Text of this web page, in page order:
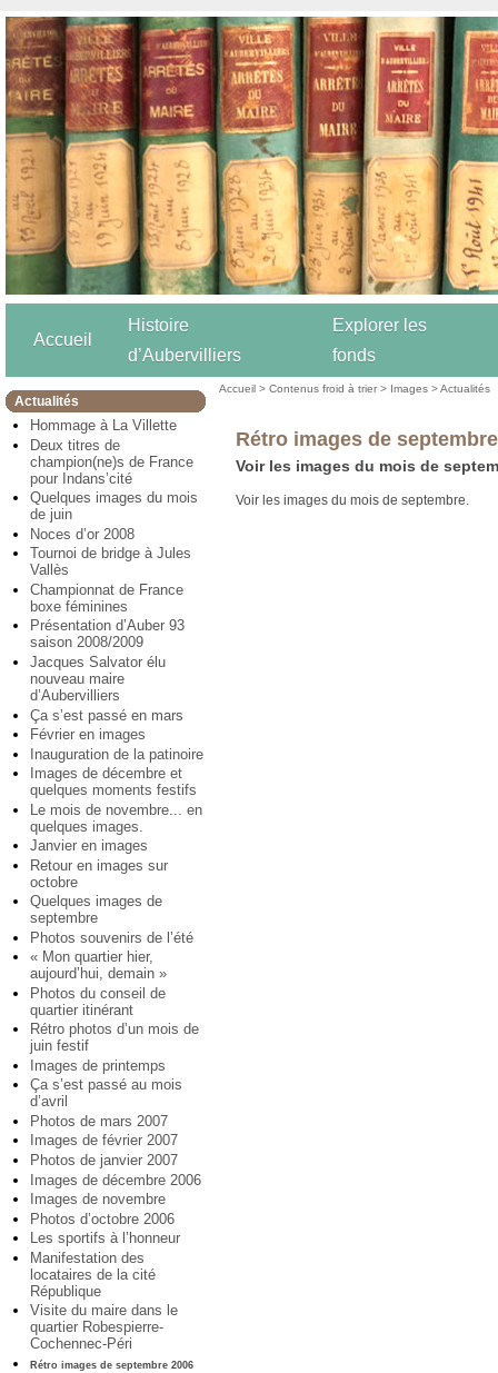
Accueil
Histoire
d’Aubervilliers
Explorer les
fonds
Actualités
Hommage à La Villette
Deux titres de
champion(ne)s de France
pour Indans’cité
Quelques images du mois
de juin
Noces d’or 2008
Tournoi de bridge à Jules
Vallès
Championnat de France
boxe féminines
Présentation d’Auber 93
saison 2008/2009
Jacques Salvator élu
nouveau maire
d’Aubervilliers
Ça s’est passé en mars
Février en images
Inauguration de la patinoire
Images de décembre et
quelques moments festifs
Le mois de novembre... en
quelques images.
Janvier en images
Retour en images sur
octobre
Quelques images de
septembre
Photos souvenirs de l’été
« Mon quartier hier,
aujourd’hui, demain »
Photos du conseil de
quartier itinérant
Rétro photos d’un mois de
juin festif
Images de printemps
Ça s’est passé au mois
d’avril
Photos de mars 2007
Images de février 2007
Photos de janvier 2007
Images de décembre 2006
Images de novembre
Photos d’octobre 2006
Les sportifs à l’honneur
Manifestation des
locataires de la cité
République
Visite du maire dans le
quartier Robespierre-
Cochennec-Péri
Rétro images de septembre 2006
Accueil >Contenus froid à trier > Images >Actualités
Rétro images de
Voir les images du mois de
Voir les images du mois de septembre.